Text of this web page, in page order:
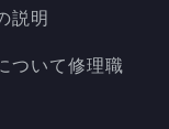
説明
ついて修理職